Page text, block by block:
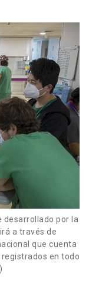
desarrollado por la
a través de
que cuenta
en todo